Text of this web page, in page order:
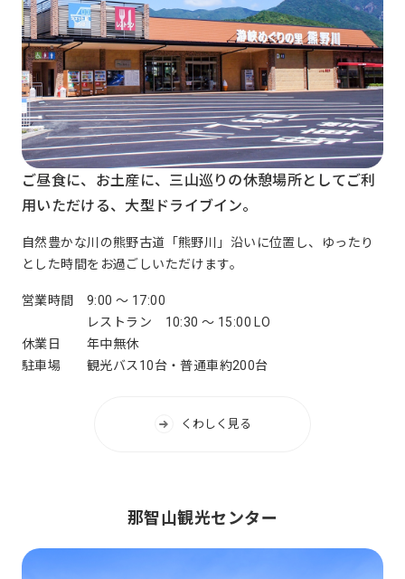
ご昼食に、お土産に、三山巡りの休憩場所としてご利
用いただける、大型ドライブイン。
自然豊かな川の熊野古道「熊野川」沿いに位置し、ゆったり
とした時間をお過ごしいただけます。
営業時間
9:00 ～ 17:00
レストラン 10:30 ～ 15:00 LO
休業日
年中無休
駐車場
観光バス10台・普通車約200台
くわしく見る
那智山観光センター